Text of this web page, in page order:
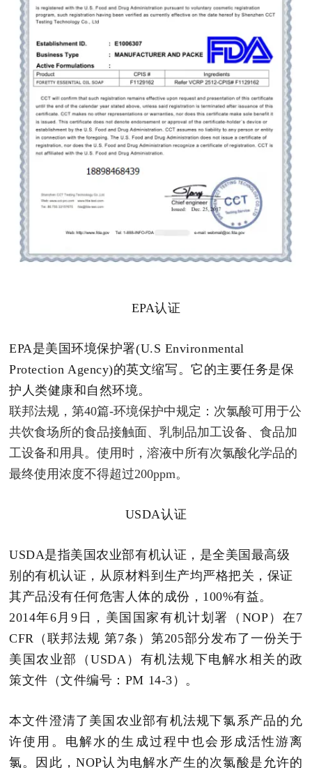
EPA认证
EPA是美国环境保护署(U.S Environmental
Protection Agency)的英文缩写。它的主要任务是保
护人类健康和自然环境。
联邦法规，第40篇-环境保护中规定： 次氯酸可用于公
共饮食场所的食品接触面、乳制品加工设备、食品加
工设备和用具。使用时，溶液中所有次氯酸化学品的
最终使用浓度不得超过200ppm。
USDA认证
USDA是指美国农业部有机认证，是全美国最高级
别的有机认证，从原材料到生产均严格把关，保证
其产品没有任何危害人体的成份，100%有益。
2014年6月9日，美国国家有机计划署（NOP）在7
CFR（联邦法规 第7条）第205部分发布了一份关于
美国农业部（USDA）有机法规下电解水相关的政
策文件（文件编号：PM 14-3）。
本文件澄清了美国农业部有机法规下氯系产品的允
许使用。电解水的生成过程中也会形成活性游离
氯。因此，NOP认为电解水产生的次氯酸是允许的